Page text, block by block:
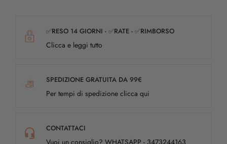
✅RESO 14 GIORNI - ✅RATE - ✅RIMBORSO
Clicca e leggi tutto
SPEDIZIONE GRATUITA DA 99€
Per tempi di spedizione clicca qui
CONTATTACI